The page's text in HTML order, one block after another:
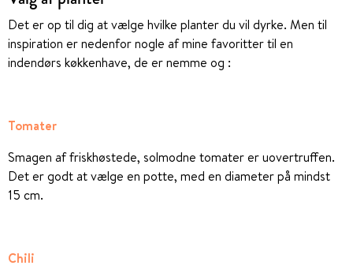
Det er op til dig at vælge hvilke planter du vil dyrke. Men til
inspiration er nedenfor nogle af mine favoritter til en
indendørs køkkenhave, de er nemme og :
Tomater
Smagen af friskhøstede, solmodne tomater er uovertruffen.
Det er godt at vælge en potte, med en diameter på mindst
15 cm.
Chili